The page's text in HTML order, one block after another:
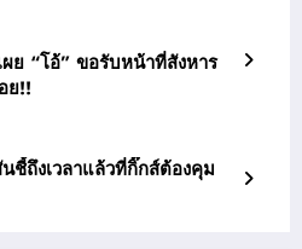
ย “โอ้” ขอรับหน้าที่สังหาร
ย!!
ถึงเวลาแล้วที่กิ๊กส์ต้องคุม